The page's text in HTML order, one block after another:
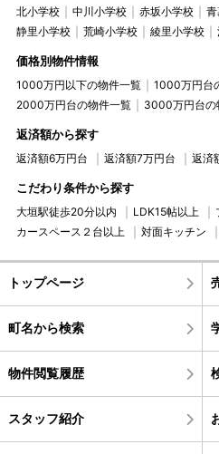
北小学校
中川小学校 赤坂小学校
静里小学校
荒崎小学校 綾里小学校
価格別物件情報
1000万円以下の物件一覧
1000万円台
2000万円台の物件一覧
3000万円台の
返済額から探す
返済額6万円台 返済額7万円台 返済
こだわり条件から探す
大垣駅徒歩20分以内 LDK15帖以上
カースペース２台以上
対面キッチン
トップページ
町名から検索
物件閲覧履歴
スタッフ紹介